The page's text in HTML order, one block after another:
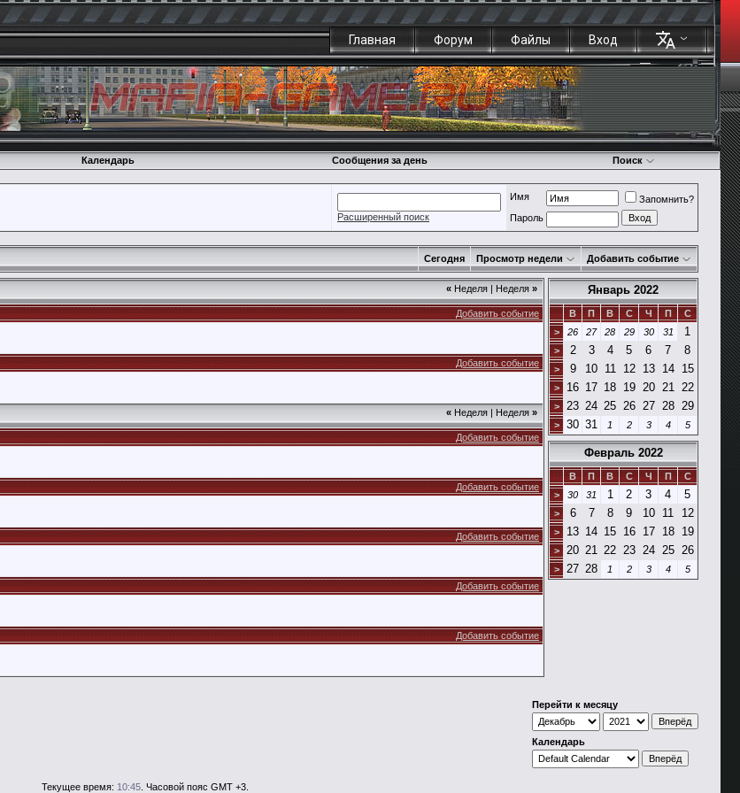
Главная Форум Файлы Вход
Календарь Сообщения за день Поиск
Расширенный поиск
Имя
Запомнить?
Пароль
Сегодня Просмотр недели Добавить событие
« Неделя | Неделя »
Добавить событие
Добавить событие
« Неделя | Неделя »
Добавить событие
Добавить событие
Добавить событие
Добавить событие
Добавить событие
Январь 2022
В П В С Ч П
С
>
26 27 28 29 30 31 1
> 2 3 4 5 6 7 8
> 9 10 11 12 13 14 15
> 16 17 18 19 20 21 22
> 23 24 25 26 27 28 29
> 30 31 1 2 3 4 5
Февраль 2022
В П В С Ч П
С
>
30 31 1 2 3 4 5
> 6 7 8 9 10 11 12
> 13 14 15 16 17 18 19
> 20 21 22 23 24 25 26
> 27 28 1 2 3 4 5
Перейти к месяцу
Календарь
Текущее время: 10:45 . Часовой пояс GMT +3.